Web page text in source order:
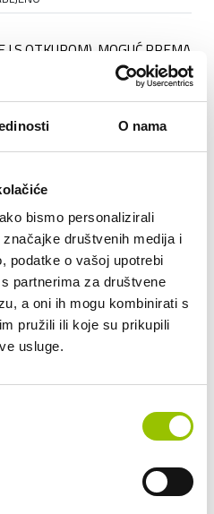
O nama
bismo personalizirali
društvenih medija i
podatke o vašoj upotrebi
partnerima za društvene
a oni ih mogu kombinirati s
pružili ili koje su prikupili
usluge.
I S OTKUPOM), MOGUĆ PREMA
NAJRANIJE OD 15.09.2026.
Pošaljite